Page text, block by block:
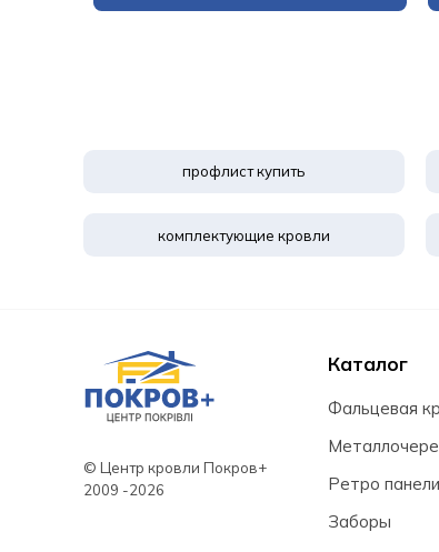
профлист купить
комплектующие кровли
© Центр кровли Покров+
Каталог
Фальцевая
Ретро панели
Заборы